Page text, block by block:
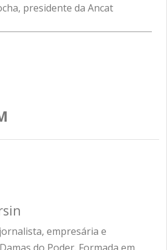
presidente da Ancat
empresária e